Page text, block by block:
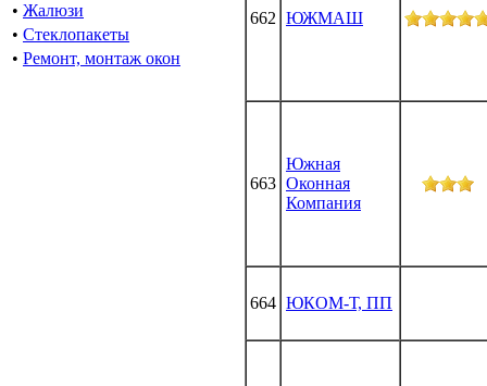
• Жалюзи
• Стеклопакеты
• Ремонт, монтаж окон
662 ЮЖМАШ
663
Южная
Оконная
Компания
664 ЮКОМ-Т, ПП